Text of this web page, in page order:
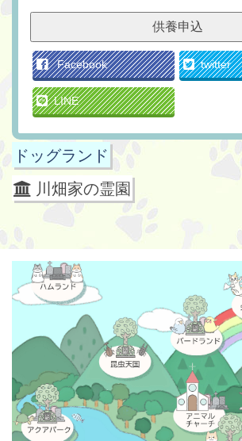
供養申込
Facebook twitter
LINE
ドッグランド
川畑家の霊園